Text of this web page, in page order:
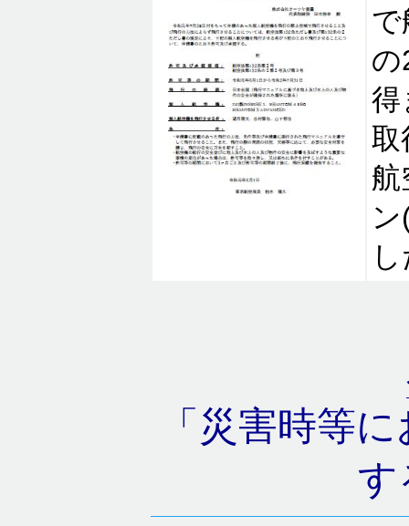
で
の
得
取
航
「災害時等
す